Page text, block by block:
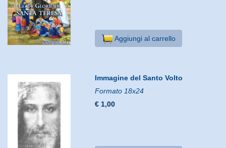
Aggiungi al carrello
Immagine del Santo Volto
Formato 18x24
€ 1,00